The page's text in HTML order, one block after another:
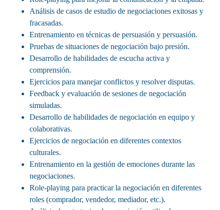
Análisis de casos de estudio de negociaciones exitosas y
fracasadas.
Entrenamiento en técnicas de persuasión y persuasión.
Pruebas de situaciones de negociación bajo presión.
Desarrollo de habilidades de escucha activa y
comprensión.
Ejercicios para manejar conflictos y resolver disputas.
Feedback y evaluación de sesiones de negociación
simuladas.
Desarrollo de habilidades de negociación en equipo y
colaborativas.
Ejercicios de negociación en diferentes contextos
culturales.
Entrenamiento en la gestión de emociones durante las
negociaciones.
Role-playing para practicar la negociación en diferentes
roles (comprador, vendedor, mediador, etc.).